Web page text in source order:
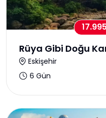
Rüya Gibi Doğu
Eskişehir
6 Gün